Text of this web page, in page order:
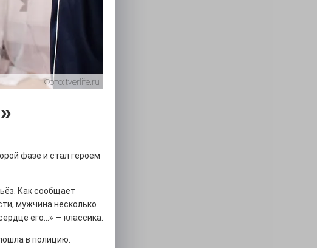
Фото:tverlife.ru
фазе и стал героем
Как сообщает
мужчина несколько
его...» — классика.
в полицию.